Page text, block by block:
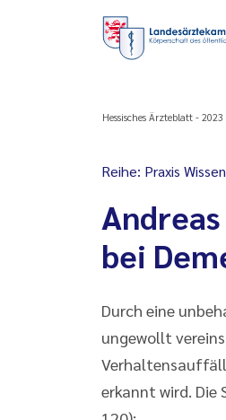
Hessisches Ärzteblatt - 2023
Reihe: Praxis
bei
Durch eine
ungewollt
erkannt wird. Die